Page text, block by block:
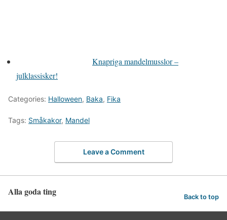
Knapriga mandelmusslor –
julklassisker!
Categories: Halloween, Baka, Fika
Tags: Småkakor, Mandel
Leave a Comment
Alla goda ting Back to top